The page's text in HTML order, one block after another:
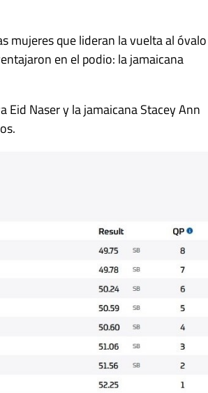
mujeres que lideran la vuelta al óvalo
en el podio: la jamaicana
Eid Naser y la jamaicana Stacey Ann